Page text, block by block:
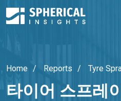
Home Reports Tyre
타이어 스프레